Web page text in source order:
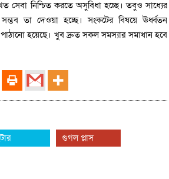
সেবা নিশ্চিত করতে অসুবিধা হচ্ছে। তবুও সাধ্যের
তা দেওয়া হচ্ছে। সংকটের বিষয়ে ঊর্ধ্বতন
পাঠানো হয়েছে। খুব দ্রুত সকল সমস্যার সমাধান হবে
গুগল প্লাস